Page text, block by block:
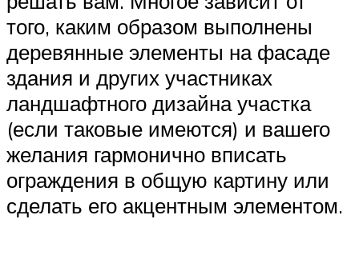
того, каким образом выполнены
деревянные элементы на фасаде
здания и других участниках
ландшафтного дизайна участка
(если таковые имеются) и вашего
желания гармонично вписать
ограждения в общую картину или
сделать его акцентным элементом.